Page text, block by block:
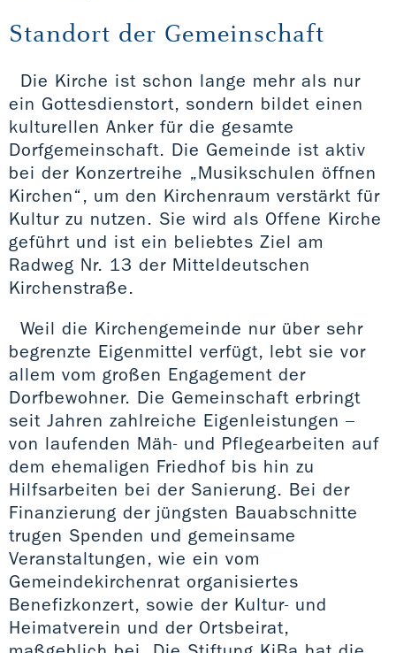
Standort der Gemeinschaft
Die Kirche ist schon lange mehr als nur
ein Gottesdienstort, sondern bildet einen
kulturellen Anker für die gesamte
Dorfgemeinschaft. Die Gemeinde ist aktiv
bei der Konzertreihe „Musikschulen öffnen
Kirchen“, um den Kirchenraum verstärkt für
Kultur zu nutzen. Sie wird als Offene Kirche
geführt und ist ein beliebtes Ziel am
Radweg Nr. 13 der Mitteldeutschen
Kirchenstraße.
Weil die Kirchengemeinde nur über sehr
begrenzte Eigenmittel verfügt, lebt sie vor
allem vom großen Engagement der
Dorfbewohner. Die Gemeinschaft erbringt
seit Jahren zahlreiche Eigenleistungen –
von laufenden Mäh- und Pflegearbeiten auf
dem ehemaligen Friedhof bis hin zu
Hilfsarbeiten bei der Sanierung. Bei der
Finanzierung der jüngsten Bauabschnitte
trugen Spenden und gemeinsame
Veranstaltungen, wie ein vom
Gemeindekirchenrat organisiertes
Benefizkonzert, sowie der Kultur- und
Heimatverein und der Ortsbeirat,